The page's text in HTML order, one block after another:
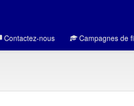
Contactez-nous Campagnes de